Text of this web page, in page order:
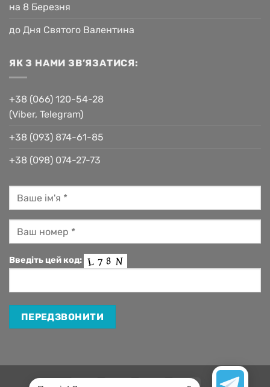
на 8 Березня
до Дня Святого Валентина
ЯК З НАМИ ЗВ’ЯЗАТИСЯ:
+38 (066) 120-54-28
(Viber, Telegram)
+38 (093) 874-61-85
+38 (098) 074-27-73
Введіть цей код: